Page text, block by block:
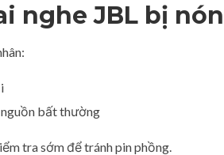
nghe JBL bị
bất thường
tra sớm để tránh pin phồng.